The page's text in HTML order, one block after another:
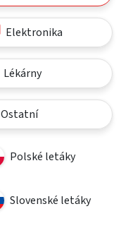
Elektronika
Lékárny
Ostatní
Polské letáky
Slovenské letáky